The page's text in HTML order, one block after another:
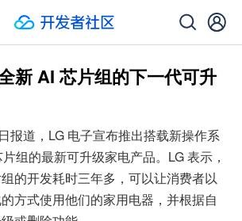
新 AI 芯片组的下一代可升
报道，LG 电子宣布推出搭载新操作系
组的最新可升级家电产品。LG 表示，
的开发耗时三年多，可以让消费者以
方式使用他们的家用电器，并根据自